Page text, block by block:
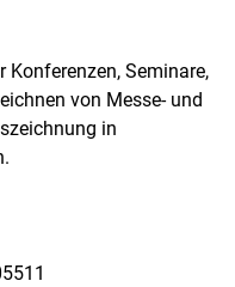
Seminare,
von Messe- und
in